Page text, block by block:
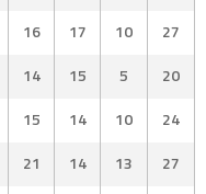
16 17 10
27
14 15 5
20
15 14 10
24
21 14 13
27